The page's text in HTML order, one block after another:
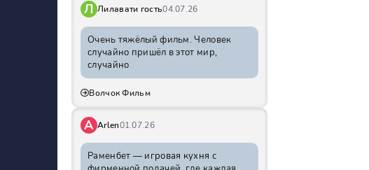
Л Лилавати гость04.07.26
Очень тяжёлый фильм. Человек
случайно пришёл в этот мир,
случайно
Волчок Фильм
A Arlen01.07.26
Раменбет — игровая кухня с